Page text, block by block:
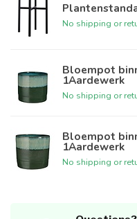
No shipping or
Bloempot
1Aardewerk
No shipping or
Bloempot
1Aardewerk
No shipping or